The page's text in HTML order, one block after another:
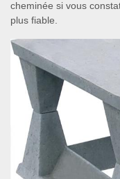
cheminée si vous
plus fiable.